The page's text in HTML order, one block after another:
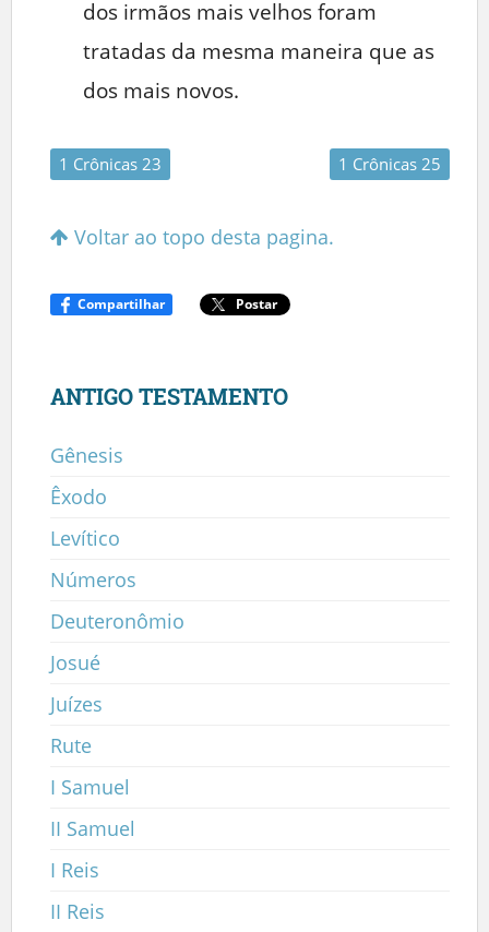
dos irmãos mais velhos foram
tratadas da mesma maneira que as
dos mais novos.
1 Crônicas 23 1 Crônicas 25
Voltar ao topo desta pagina.
Compartilhar Postar
ANTIGO TESTAMENTO
Gênesis
Êxodo
Levítico
Números
Deuteronômio
Josué
Juízes
Rute
I Samuel
II Samuel
I Reis
II Reis